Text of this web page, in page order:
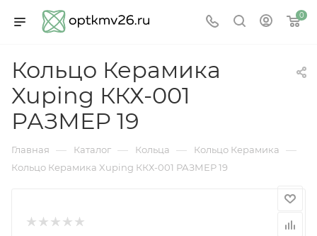
0
Кольцо Керамика
Xuping ККХ-001
РАЗМЕР 19
Главная — Каталог — Кольца — Кольцо Керамика —
Кольцо Керамика Xuping ККХ-001 РАЗМЕР 19